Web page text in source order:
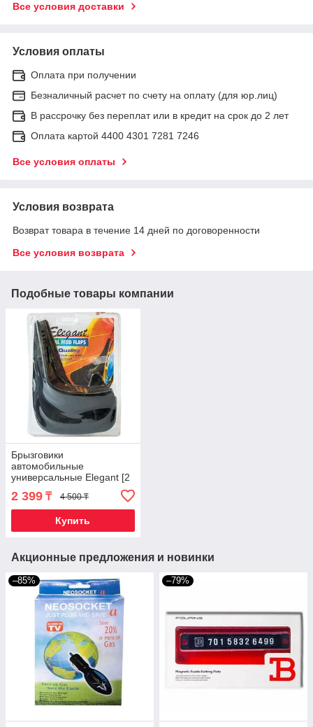
Все условия доставки
Условия оплаты
Оплата при получении
Безналичный расчет по счету на оплату (для юр.лиц)
В рассрочку без переплат или в кредит на срок до 2 лет
Оплата картой 4400 4301 7281 7246
Все условия оплаты
Условия возврата
Возврат товара в течение 14 дней по договоренности
Все условия возврата
Подобные товары компании
Брызговики
автомобильные
универсальные Elegant [2
шт.] (на передние колеса)
2 399 ₸ 4 500 ₸
Купить
Акционные предложения и новинки
–85% –79%